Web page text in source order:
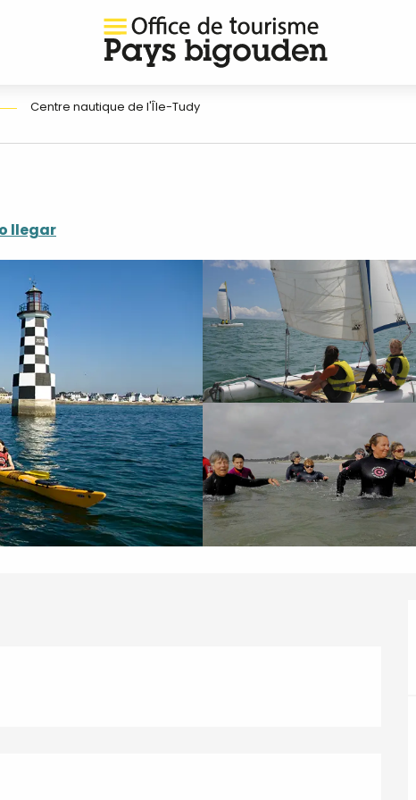
Centre nautique de l'Île-Tudy
llegar